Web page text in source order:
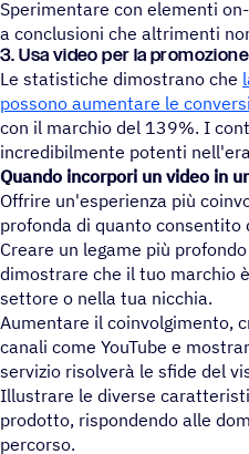
Sperimentare con elementi
a conclusioni che altrimenti
3. Usa video per la
Le statistiche dimostrano che
possono aumentare le
con il marchio del 139%. I
incredibilmente potenti
Quando incorpori un video in
Offrire un'esperienza più
profonda di quanto
Creare un legame più
dimostrare che il tuo marchio
settore o nella tua nicchia.
Aumentare il coinvolgimento,
canali come YouTube e
servizio risolverà le sfide del
Illustrare le diverse
prodotto, rispondendo alle
percorso.